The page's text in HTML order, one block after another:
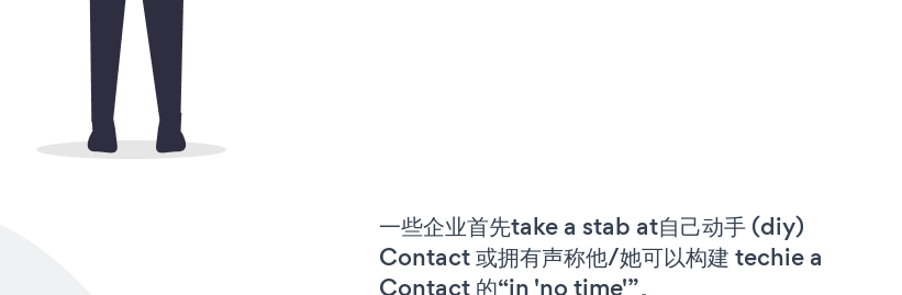
一些企业首先take a stab at自己动手 (diy)
Contact 或拥有声称他/她可以构建 techie a
Contact 的“in 'no time'”。